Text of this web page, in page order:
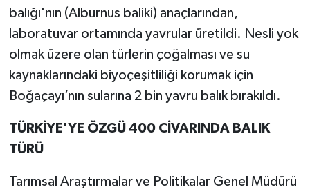
balığı'nın (Alburnus baliki) anaçlarından,
laboratuvar ortamında yavrular üretildi. Nesli yok
olmak üzere olan türlerin çoğalması ve su
kaynaklarındaki biyoçeşitliliği korumak için
Boğaçayı’nın sularına 2 bin yavru balık bırakıldı.
TÜRKİYE'YE ÖZGÜ 400 CİVARINDA BALIK
TÜRÜ
Tarımsal Araştırmalar ve Politikalar Genel Müdürü